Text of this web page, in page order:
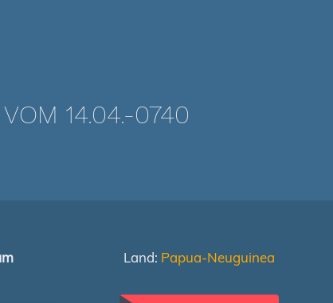
14.04.-0740
Land: Papua-Neuguinea